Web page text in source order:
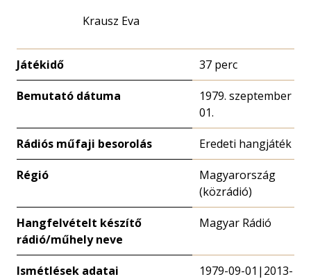
Krausz Eva
Játékidő 37 perc
Bemutató dátuma
1979. szeptember
01.
Rádiós műfaji besorolás Eredeti hangjáték
Régió
Magyarország
(közrádió)
Hangfelvételt készítő
rádió/műhely neve
Magyar Rádió
Ismétlések adatai
1979-09-01|2013-